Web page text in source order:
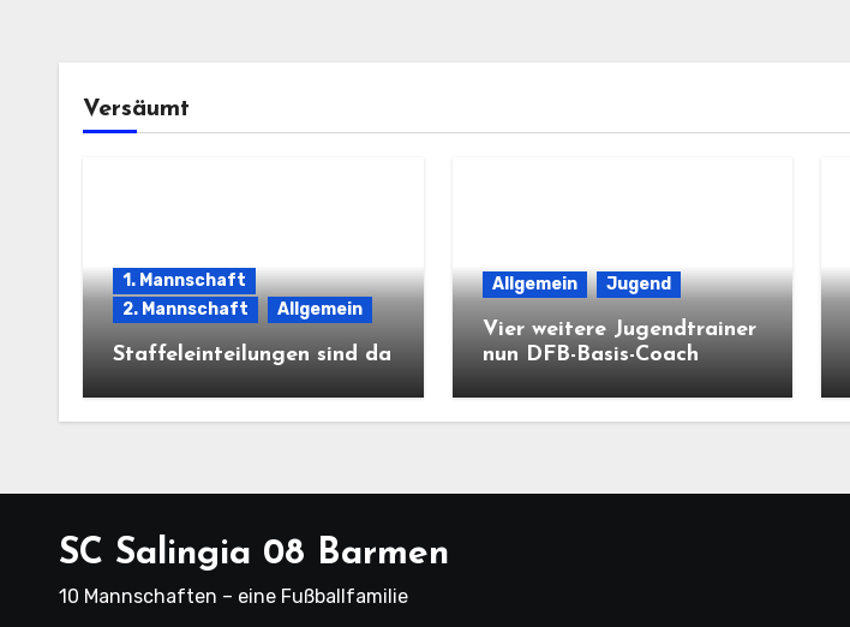
Versäumt
1. Mannschaft
2. Mannschaft
Allgemein
Staffeleinteilungen sind da
Allgemein Jugend
Vier weitere Jugendtrainer
nun DFB-Basis-Coach
SC Salingia 08 Barmen
10 Mannschaften – eine Fußballfamilie